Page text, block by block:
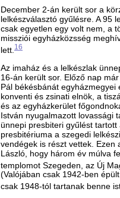
December 2-án került sor a
lelkészválasztó gyűlésre. A 95
csak egyetlen egy volt nem, a
missziói egyházközsség
lett. 16
Az imaház és a lelkészlak
16-án került sor. Előző nap
Pál békésbánát egyházmegyei
konventi és zsinati elnök, a
és az egyházkerület
István nyugalmazott lovassági
ünnepi presbiteri gyűlést
presbitériuma a szegedi
vendégek is részt vettek. Ezen
László, hogy három év múlva
templomot Szegeden, az Új
(Valójában csak 1942-ben
csak 1948-tól tartanak benne